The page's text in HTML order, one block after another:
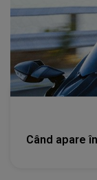
Când apare